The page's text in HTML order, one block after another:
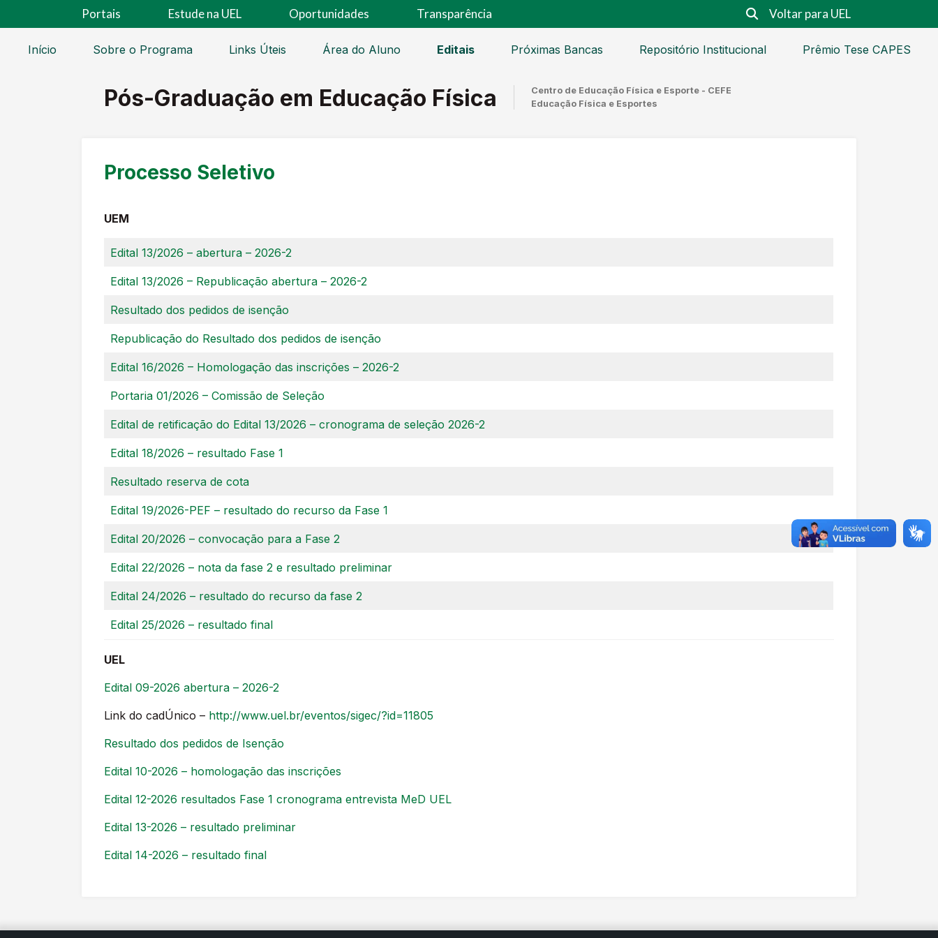
Portais Estude na UEL Oportunidades Transparência Voltar para UEL
Início Sobre o Programa Links Úteis Área do Aluno Editais Próximas Bancas Repositório Institucional Prêmio Tese CAPES
Pós-Graduação em Educação Física
Centro de Educação Física e Esporte - CEFE
Educação Física e Esportes
Processo Seletivo
UEM
Edital 13/2026 – abertura – 2026-2
Edital 13/2026 – Republicação abertura – 2026-2
Resultado dos pedidos de isenção
Republicação do Resultado dos pedidos de isenção
Edital 16/2026 – Homologação das inscrições – 2026-2
Portaria 01/2026 – Comissão de Seleção
Edital de retificação do Edital 13/2026 – cronograma de seleção 2026-2
Edital 18/2026 – resultado Fase 1
Resultado reserva de cota
Edital 19/2026-PEF – resultado do recurso da Fase 1
Edital 20/2026 – convocação para a Fase 2
Edital 22/2026 – nota da fase 2 e resultado preliminar
Edital 24/2026 – resultado do recurso da fase 2
Edital 25/2026 – resultado final
UEL
Edital 09-2026 abertura – 2026-2
Link do cadÚnico – http://www.uel.br/eventos/sigec/?id=11805
Resultado dos pedidos de Isenção
Edital 10-2026 – homologação das inscrições
Edital 12-2026 resultados Fase 1 cronograma entrevista MeD UEL
Edital 13-2026 – resultado preliminar
Edital 14-2026 – resultado final